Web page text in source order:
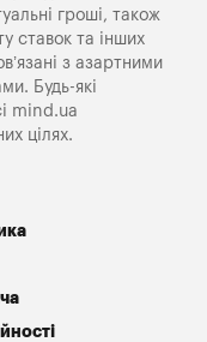
гроші, також
ставок та інших
з азартними
Будь-які
mind.ua
цілях.